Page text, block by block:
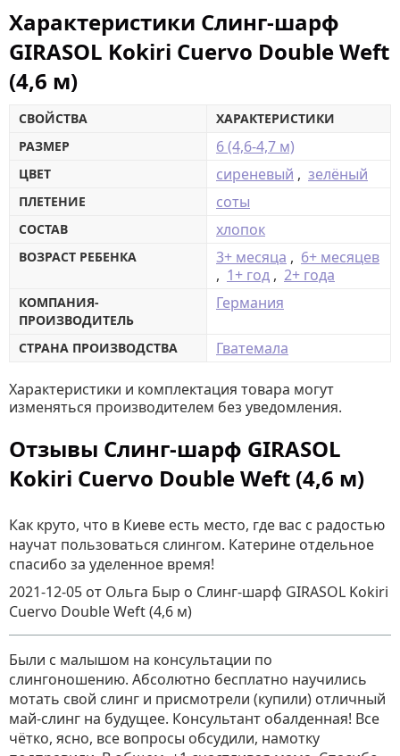
Характеристики Слинг-шарф
GIRASOL Kokiri Cuervo Double Weft
(4,6 м)
СВОЙСТВА
ХАРАКТЕРИСТИКИ
РАЗМЕР
6 (4,6-4,7 м)
ЦВЕТ сиреневый , зелёный
ПЛЕТЕНИЕ соты
СОСТАВ хлопок
ВОЗРАСТ РЕБЕНКА 3+ месяца , 6+ месяцев
, 1+ год , 2+ года
КОМПАНИЯ-
ПРОИЗВОДИТЕЛЬ
Германия
СТРАНА ПРОИЗВОДСТВА Гватемала
Характеристики и комплектация товара могут
изменяться производителем без уведомления.
Отзывы Слинг-шарф GIRASOL
Kokiri Cuervo Double Weft (4,6 м)
Как круто, что в Киеве есть место, где вас с радостью
научат пользоваться слингом. Катерине отдельное
спасибо за уделенное время!
2021-12-05 от Ольга Быр о Слинг-шарф GIRASOL Kokiri
Cuervo Double Weft (4,6 м)
Были с малышом на консультации по
слингоношению. Абсолютно бесплатно научились
мотать свой слинг и присмотрели (купили) отличный
май-слинг на будущее. Консультант обалденная! Все
чётко, ясно, все вопросы обсудили, намотку